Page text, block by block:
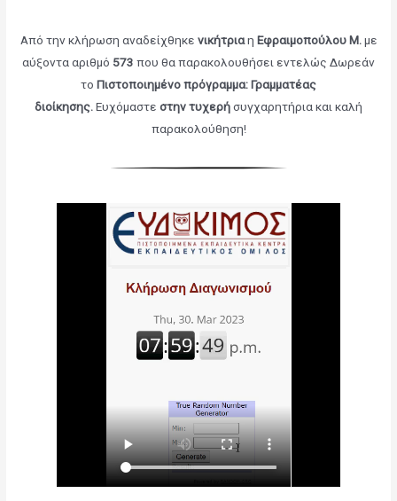
Από την κλήρωση αναδείχθηκε νικήτριαη Εφραιμοπούλου Μ. με
αύξοντα αριθμό 573 που θα παρακολουθήσει εντελώς Δωρεάν
το Πιστοποιημένο πρόγραμμα: Γραμματέας
διοίκησης.Ευχόμαστε στην τυχερήσυγχαρητήρια και καλή
παρακολούθηση!